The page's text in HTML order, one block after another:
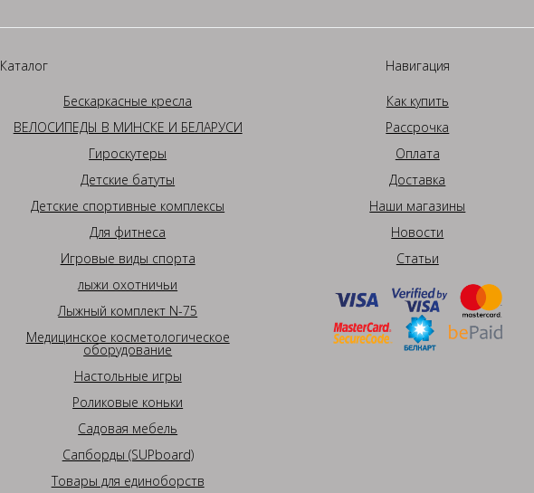
Каталог
Бескаркасные кресла
ВЕЛОСИПЕДЫ В МИНСКЕ И БЕЛАРУСИ
Гироскутеры
Детские батуты
Детские спортивные комплексы
Для фитнеса
Игровые виды спорта
лыжи охотничьи
Лыжный комплект N-75
Медицинское косметологическое
оборудование
Настольные игры
Роликовые коньки
Садовая мебель
Сапборды (SUPboard)
Товары для единоборств
Навигация
Как купить
Рассрочка
Оплата
Доставка
Наши магазины
Новости
Статьи